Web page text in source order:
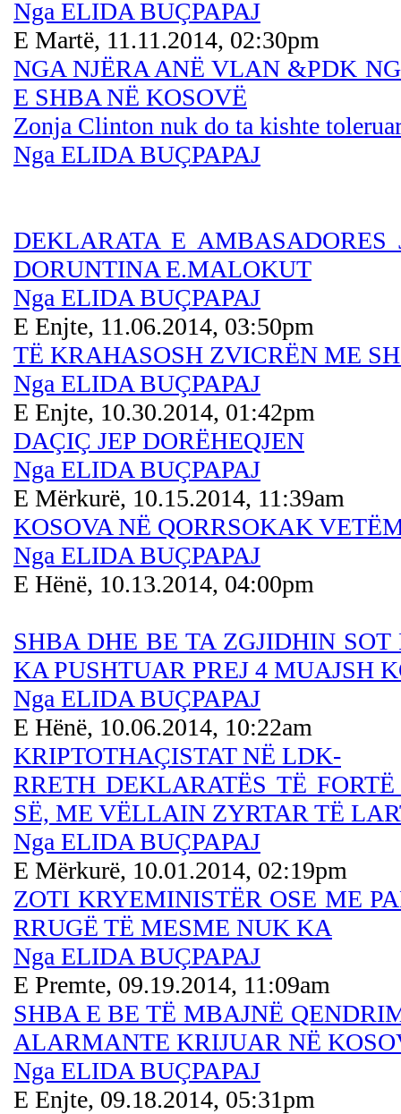
Nga ELIDA BUÇPAPAJ
E Martë, 11.11.2014, 02:30pm
NGA NJËRA ANË VLAN &PDK
E SHBA NË KOSOVË
Zonja Clinton nuk do ta kishte
Nga ELIDA BUÇPAPAJ
DEKLARATA E
DORUNTINA E.MALOKUT
Nga ELIDA BUÇPAPAJ
E Enjte, 11.06.2014, 03:50pm
TË KRAHASOSH ZVICRËN ME
Nga ELIDA BUÇPAPAJ
E Enjte, 10.30.2014, 01:42pm
DAÇIÇ JEP DORËHEQJEN
Nga ELIDA BUÇPAPAJ
E Mërkurë, 10.15.2014, 11:39am
KOSOVA NË QORRSOKAK
Nga ELIDA BUÇPAPAJ
E Hënë, 10.13.2014, 04:00pm
SHBA DHE BE TA ZGJIDHIN
KA PUSHTUAR PREJ 4 MUAJSH
Nga ELIDA BUÇPAPAJ
E Hënë, 10.06.2014, 10:22am
KRIPTOTHAÇISTAT NË LDK-
RRETH DEKLARATËS TË
SË, ME VËLLAIN ZYRTAR TË
Nga ELIDA BUÇPAPAJ
E Mërkurë, 10.01.2014, 02:19pm
ZOTI KRYEMINISTËR OSE ME
RRUGË TË MESME NUK KA
Nga ELIDA BUÇPAPAJ
E Premte, 09.19.2014, 11:09am
SHBA E BE TË MBAJNË
ALARMANTE KRIJUAR NË
Nga ELIDA BUÇPAPAJ
E Enjte, 09.18.2014, 05:31pm